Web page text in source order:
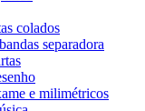
colados
separadora
e milimétricos